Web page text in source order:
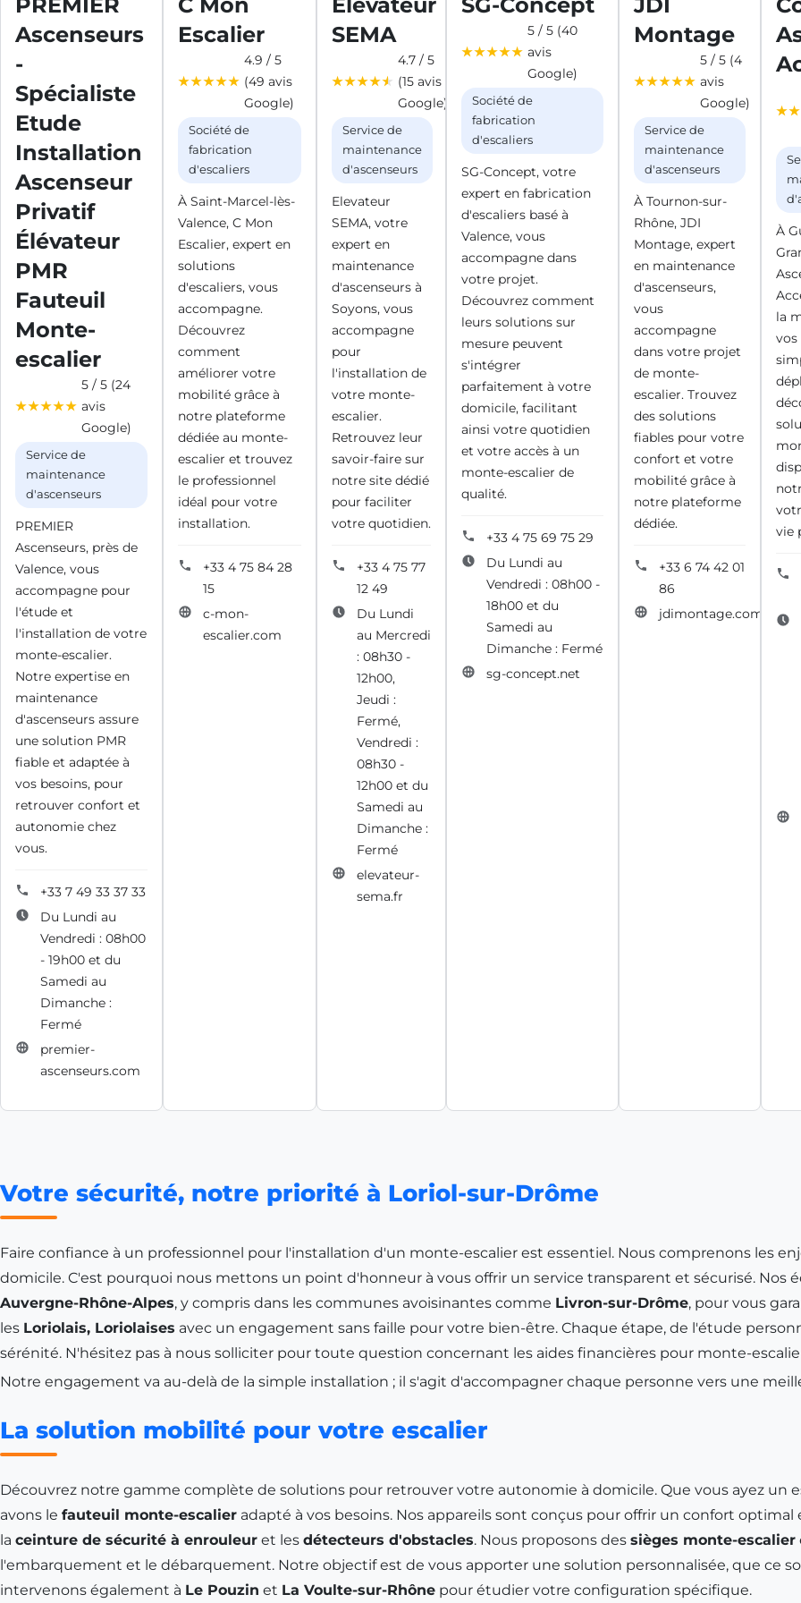
PREMIER
Ascenseurs
-
Spécialiste
Etude
Installation
Ascenseur
Privatif
Élévateur
PMR
Fauteuil
Monte-
escalier
5 / 5 (24
avis
Google)
Service de
maintenance
d'ascenseurs
PREMIER
Ascenseurs, près de
Valence, vous
accompagne pour
l'étude et
l'installation de votre
monte-escalier.
Notre expertise en
maintenance
d'ascenseurs assure
une solution PMR
fiable et adaptée à
vos besoins, pour
retrouver confort et
autonomie chez
vous.
+33 7 49 33 37 33
Du Lundi au
Vendredi : 08h00
- 19h00 et du
Samedi au
Dimanche :
Fermé
premier-
ascenseurs.com
C Mon
Escalier
4.9 / 5
(49 avis
Google)
Société de
fabrication
d'escaliers
À Saint-Marcel-lès-
Valence, C Mon
Escalier, expert en
solutions
d'escaliers, vous
accompagne.
Découvrez
comment
améliorer votre
mobilité grâce à
notre plateforme
dédiée au monte-
escalier et trouvez
le professionnel
idéal pour votre
installation.
+33 4 75 84 28
15
c-mon-
escalier.com
Elevateur
SEMA
4.7 / 5
(15 avis
Google)
Service de
maintenance
d'ascenseurs
Elevateur
SEMA, votre
expert en
maintenance
d'ascenseurs à
Soyons, vous
accompagne
pour
l'installation de
votre monte-
escalier.
Retrouvez leur
savoir-faire sur
notre site dédié
pour faciliter
votre quotidien.
+33 4 75 77
12 49
Du Lundi
au Mercredi
: 08h30 -
12h00,
Jeudi :
Fermé,
Vendredi :
08h30 -
12h00 et du
Samedi au
Dimanche :
Fermé
elevateur-
sema.fr
SG-Concept
5 / 5 (40
avis
Google)
Société de
fabrication
d'escaliers
SG-Concept, votre
expert en fabrication
d'escaliers basé à
Valence, vous
accompagne dans
votre projet.
Découvrez comment
leurs solutions sur
mesure peuvent
s'intégrer
parfaitement à votre
domicile, facilitant
ainsi votre quotidien
et votre accès à un
monte-escalier de
qualité.
+33 4 75 69 75 29
Du Lundi au
Vendredi : 08h00 -
18h00 et du
Samedi au
Dimanche : Fermé
sg-concept.net
JDI
Montage
5 / 5 (4
avis
Google)
Service de
maintenance
d'ascenseurs
À Tournon-sur-
Rhône, JDI
Montage, expert
en maintenance
d'ascenseurs,
vous
accompagne
dans votre projet
de monte-
escalier. Trouvez
des solutions
fiables pour votre
confort et votre
mobilité grâce à
notre plateforme
dédiée.
+33 6 74 42 01
86
jdimontage.com
À
la
vos
vie
Votre sécurité, notre priorité à Loriol-sur-Drôme
Faire confiance à un professionnel pour l'installation d'un monte-escalier est essentiel. Nous comprenons les
domicile. C'est pourquoi nous mettons un point d'honneur à vous offrir un service transparent et sécurisé.
Auvergne-Rhône-Alpes, y compris dans les communes avoisinantes comme Livron-sur-Drôme, pour vous
les Loriolais, Loriolaises avec un engagement sans faille pour votre bien-être. Chaque étape, de l'étude
sérénité. N'hésitez pas à nous solliciter pour toute question concernant les aides financières pour monte-
Notre engagement va au-delà de la simple installation ; il s'agit d'accompagner chaque personne vers une
La solution mobilité pour votre escalier
Découvrez notre gamme complète de solutions pour retrouver votre autonomie à domicile. Que vous ayez un
avons le fauteuil monte-escalier adapté à vos besoins. Nos appareils sont conçus pour offrir un confort
la ceinture de sécurité à enrouleur et les détecteurs d'obstacles. Nous proposons des sièges monte-escalier
l'embarquement et le débarquement. Notre objectif est de vous apporter une solution personnalisée, que ce
intervenons également à Le Pouzin et La Voulte-sur-Rhône pour étudier votre configuration spécifique.